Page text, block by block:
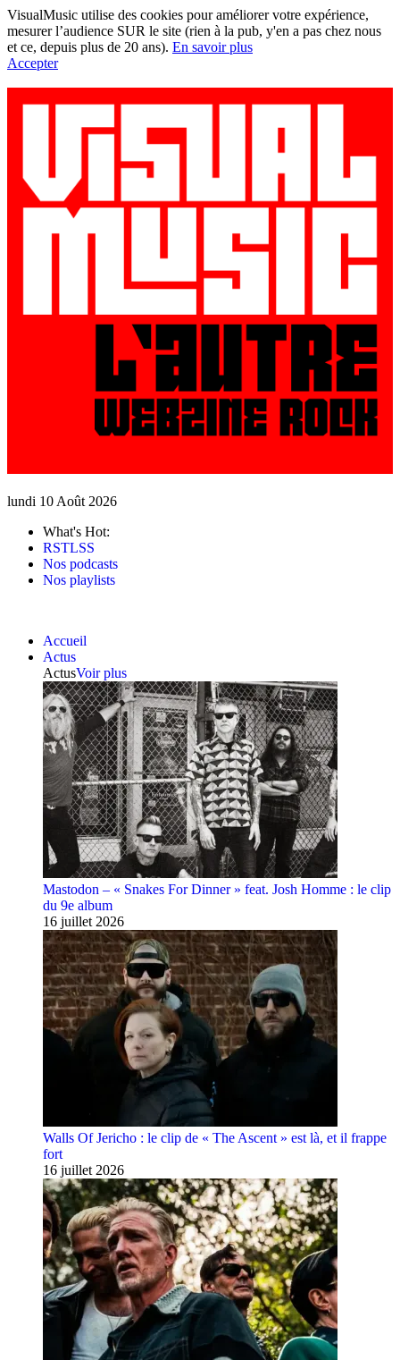
VisualMusic utilise des cookies pour améliorer votre expérience,
mesurer l’audience SUR le site (rien à la pub, y'en a pas chez nous
et ce, depuis plus de 20 ans). En savoir plus
Accepter
lundi 10 Août 2026
What's Hot:
RSTLSS
Nos podcasts
Nos playlists
Accueil
Actus
ActusVoir plus
Mastodon – « Snakes For Dinner » feat. Josh Homme : le clip
du 9e album
16 juillet 2026
Walls Of Jericho : le clip de « The Ascent » est là, et il frappe
fort
16 juillet 2026